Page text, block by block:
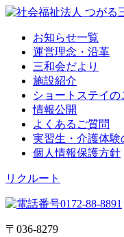
お知らせ一覧
運営理念・沿革
三和会だより
施設紹介
ショートステイの
情報公開
よくあるご質問
実習生・介護体験
個人情報保護方針
リクルート
〒036-8279